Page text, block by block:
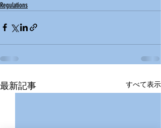
Regulations
最新記事 すべて表示